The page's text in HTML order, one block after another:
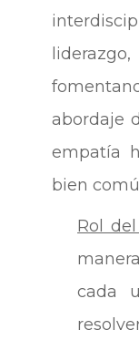
abordaje
empatía
bien
Rol
cada